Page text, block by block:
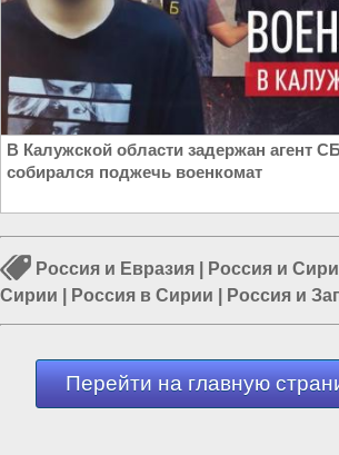
В Калужской области задержан агент
собирался поджечь военкомат
Россия и Евразия Россия и
Сирии
Россия в Сирии Россия и
мире|Россия и США
Перейти на главную